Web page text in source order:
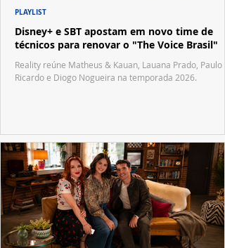
Disney+ e SBT apostam em novo time de
técnicos para renovar o "The Voice Brasil"
Reality reúne Matheus & Kauan, Lauana Prado, Paulo
Ricardo e Diogo Nogueira na temporada 2026.
PLAYLIST